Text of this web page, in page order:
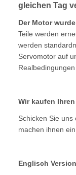
gleichen Tag
Der Motor
Teile werden
werden
Servomotor auf
Realbedingungen
Wir kaufen
Schicken Sie
machen ihnen ein
Englisch